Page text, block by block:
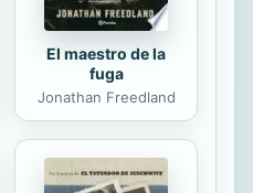
El maestro de la
fuga
Jonathan Freedland